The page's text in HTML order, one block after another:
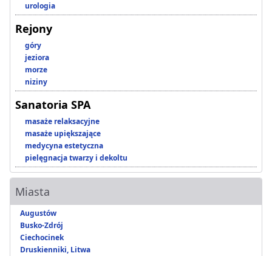
urologia
Rejony
góry
jeziora
morze
niziny
Sanatoria SPA
masaże relaksacyjne
masaże upiększające
medycyna estetyczna
pielęgnacja twarzy i dekoltu
Miasta
Augustów
Busko-Zdrój
Ciechocinek
Druskienniki, Litwa